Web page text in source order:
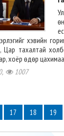
хэвийн
Цар тахалтай
хоёр өдөр
1007
17 18 19